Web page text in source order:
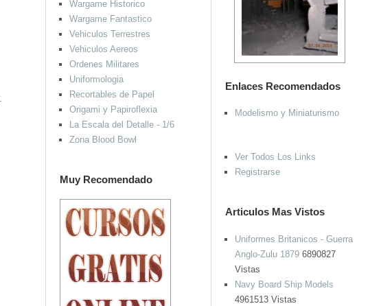
Enlaces Recomendados
Modelismo y Miniaturismo
Ver Todos Los Links
Registrarse
Articulos Mas Vistos
Uniformes Britanicos - Guerra
Anglo-Zulu 18796890827
Vistas
Navy Board Ship Models
4961513 Vistas
Wargame Historico
Wargame Fantastico
Vehiculos Terrestres
Vehiculos Aereos
Ordenes Militares
Uniformologia
Recortables de Papel
Origami y Papiroflexia
La Escala del Detalle - 1/6
Zona Blood Bowl
Muy Recomendado